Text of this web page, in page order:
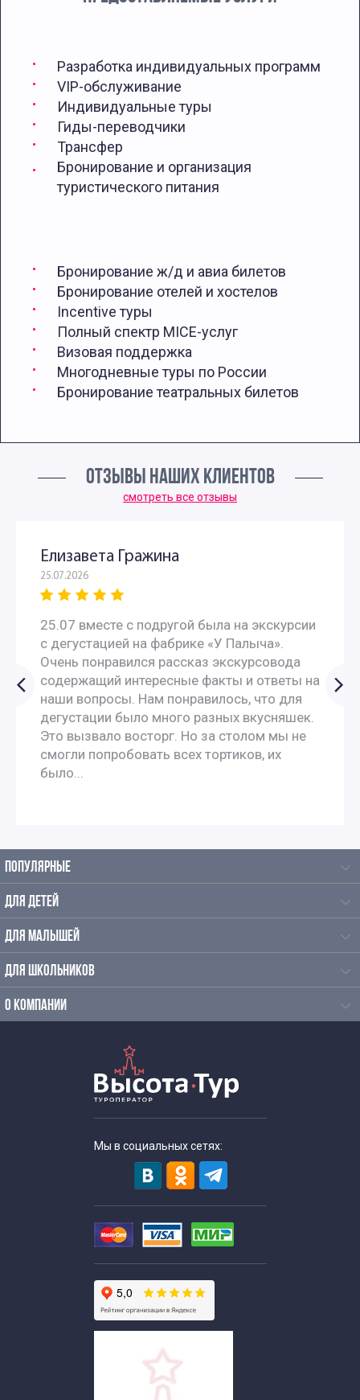
Разработка индивидуальных программ
VIP-обслуживание
Индивидуальные туры
Гиды-переводчики
Трансфер
Бронирование и организация
туристического питания
Бронирование ж/д и авиа билетов
Бронирование отелей и хостелов
Incentive туры
Полный спектр MICE-услуг
Визовая поддержка
Многодневные туры по России
Бронирование театральных билетов
ОТЗЫВЫ НАШИХ КЛИЕНТОВ
смотреть все отзывы
Елизавета Гражина
25.07.2026
25.07 вместе с подругой была на экскурсии
с дегустацией на фабрике «У Палыча».
Очень понравился рассказ экскурсовода
содержащий интересные факты и ответы на
наши вопросы. Нам понравилось, что для
дегустации было много разных вкусняшек.
Это вызвало восторг. Но за столом мы не
смогли попробовать всех тортиков, их
было...
ПОПУЛЯРНЫЕ
ДЛЯ ДЕТЕЙ
ДЛЯ МАЛЫШЕЙ
ДЛЯ ШКОЛЬНИКОВ
О КОМПАНИИ
Мы в социальных сетях: